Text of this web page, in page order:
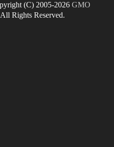
(C) 2005-2026 GMO
All Rights Reserved.